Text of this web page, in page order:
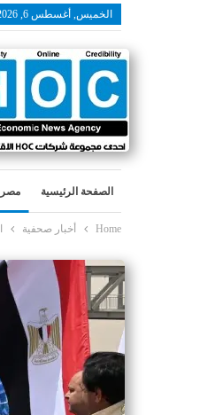
الخميس, أغسطس 6, 2026
الصفحة الرئيسية مصر
Home أخبار صحفية